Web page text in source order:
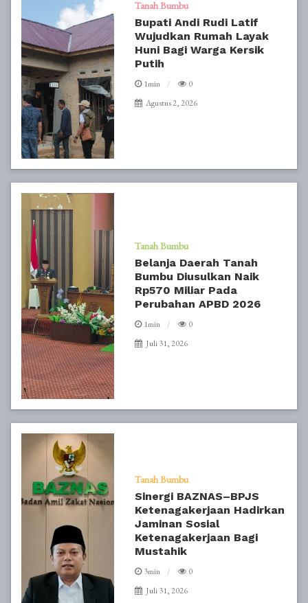
Tanah Bumbu
Bupati Andi Rudi Latif
Wujudkan Rumah Layak
Huni Bagi Warga Kersik
Putih
1min
0
Agustus 2, 2026
Tanah Bumbu
Belanja Daerah Tanah
Bumbu Diusulkan Naik
Rp570 Miliar Pada
Perubahan APBD 2026
1min
0
Juli 31, 2026
Tanah Bumbu
Sinergi BAZNAS–BPJS
Ketenagakerjaan Hadirkan
Jaminan Sosial
Ketenagakerjaan Bagi
Mustahik
3min
0
Juli 31, 2026